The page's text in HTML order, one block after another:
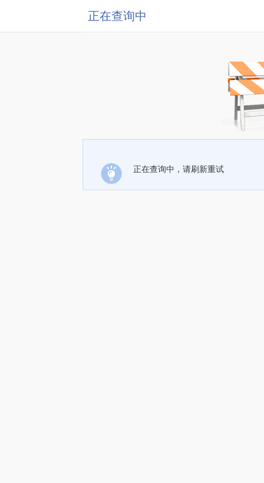
正在查询中
正在查询中，请刷新重试